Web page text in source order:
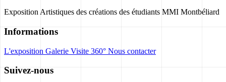
Exposition Artistiques des créations des étudiants MMI Montbéliard
Informations
L'exposition Galerie Visite 360° Nous contacter
Suivez-nous